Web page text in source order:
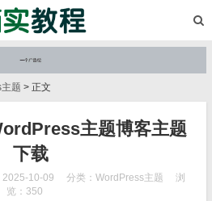
题 > 正文
主题博客主题
下载
2025-10-09 分类： WordPress主题
浏
览：350